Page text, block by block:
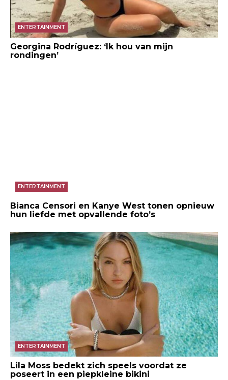
ENTERTAINMENT
Georgina Rodríguez: ‘Ik hou van mijn
rondingen’
ENTERTAINMENT
Bianca Censori en Kanye West tonen opnieuw
hun liefde met opvallende foto’s
ENTERTAINMENT
Lila Moss bedekt zich speels voordat ze
poseert in een piepkleine bikini